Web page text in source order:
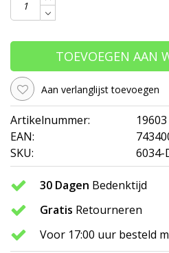
TOEVOEGEN AAN
Aan verlanglijst toevoegen
Artikelnummer:
19603
EAN:
SKU:
6034-
30 Dagen Bedenktijd
Gratis Retourneren
Voor 17:00 uur besteld